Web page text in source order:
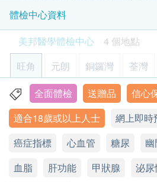
$1000 豐澤電子禮券
高敏度心肌肌鈣蛋白 I
脈波傳播速率 (血管硬度)
腳踝與上臂的血壓比值 (血管阻
2 基本項目
肺功能
肺結核總抗體
評估心血管疾病檢查：包括
度)、高靈敏度肌鈣蛋白 (評
自體免疫疾病的篩檢：抗核
物酶抗體 (評估人體異常的
所產生的狀況/疾病)
功付款電郵後，美邦醫學體
工作天的辦公時間內，致電
間及地點。客戶亦可致電查
工作天致電該中心預約 (電話
購買計劃後可安排由健康網
的正式收據，並於7-14個工
購買時提出收據要求，或經
員: 電郵 (
2288)。
健康檢查計劃只適用於10歲或
未成年客人體檢指引 (10歲
體檢中心資料
美邦醫學體檢中心
4 個地點
旺角
元朗 銅鑼灣 荃灣
旺角亞皆老街8號朗豪坊辦公室大樓
顯示地圖
星期一至六︰9:00a.m. – 1:00p.m.;
熱線電話：(852) 2369 0680
全面體檢 送贈品
信心
適合18歲或以上人士
網上即時
癌症指標
心血管 糖尿
血脂
肝功能 甲狀腺 泌尿